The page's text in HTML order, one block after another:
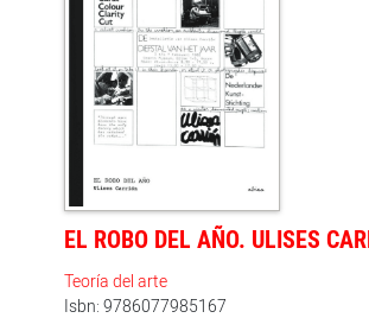
EL ROBO DEL AÑO. ULISES
Teoría del arte
Isbn: 9786077985167